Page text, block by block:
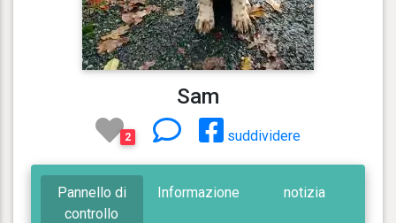
Sam
2 suddividere
Pannello di
controllo
Informazione notizia